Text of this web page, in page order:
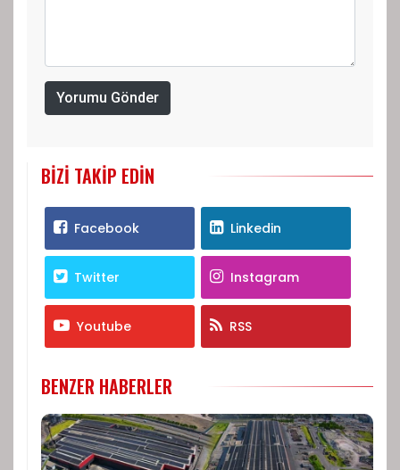
Yorumu Gönder
BIZI TAKIP EDIN
Facebook Linkedin
Twitter Instagram
Youtube RSS
BENZER HABERLER